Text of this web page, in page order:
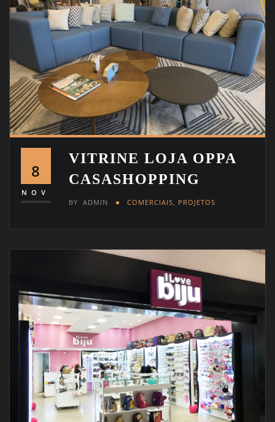
8
NOV
VITRINE LOJA OPPA
CASASHOPPING
BY ADMIN COMERCIAIS, PROJETOS